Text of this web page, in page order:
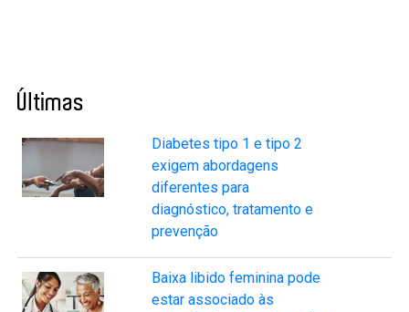
Últimas
Diabetes tipo 1 e tipo 2
exigem abordagens
diferentes para
diagnóstico, tratamento e
prevenção
Baixa libido feminina pode
estar associado às